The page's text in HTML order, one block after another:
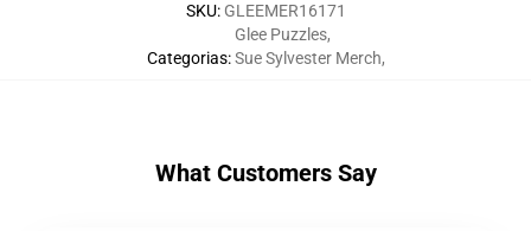
SKU: GLEEMER16171
Categorias:
Glee Puzzles,
Sue Sylvester Merch,
What Customers Say